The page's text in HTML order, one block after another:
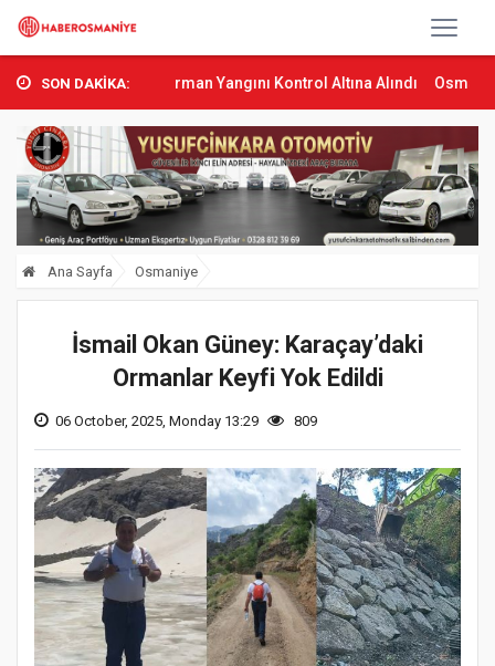
SON DAKİKA:
Orman Yangını Kontrol Altına Alındı Osmaniye’de Tren
Ana Sayfa Osmaniye
İsmail Okan Güney: Karaçay’daki
Ormanlar Keyfi Yok Edildi
06 October, 2025, Monday 13:29 809